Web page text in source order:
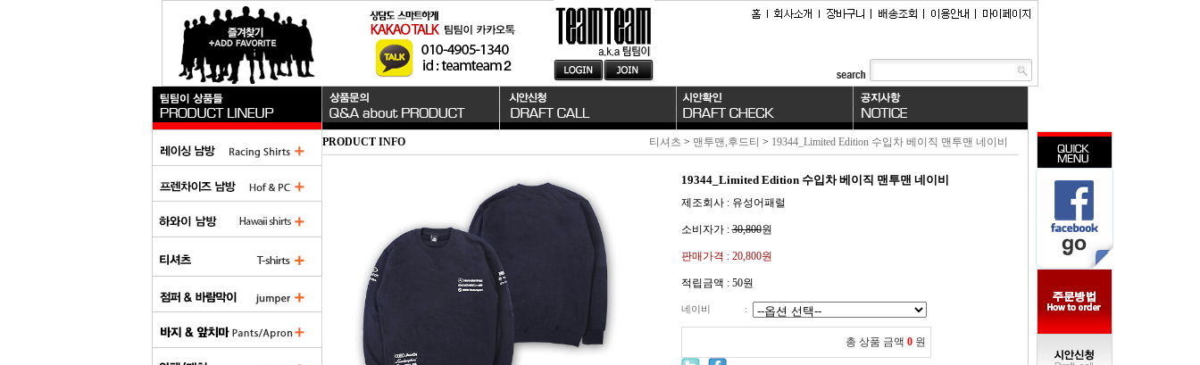
PRODUCT INFO 티셔츠 > 맨투맨,후드티 > 19344_Limited Edition 수입차 베이직 맨투맨 네이비
19344_Limited Edition 수입차 베이직 맨투맨 네이비
제조회사 : 유성어패럴
소비자가 :30,800원
판매가격 : 20,800원
적립금액 : 50원
네이비 :
총 상품 금액 0 원